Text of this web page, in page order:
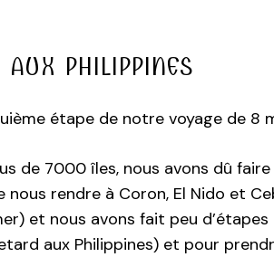
PHILIPPINES
étape de notre voyage de 8
de 7000 îles, nous avons dû faire
rendre à Coron, El Nido et
et nous avons fait peu
aux Philippines) et pour